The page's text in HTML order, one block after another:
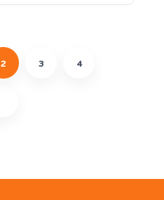
2 3 4